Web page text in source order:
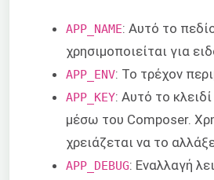
APP_NAME: Αυτό το
χρησιμοποιείται για
APP_ENV: Το τρέχον
APP_KEY: Αυτό το
μέσω του Composer.
χρειάζεται να το
APP_DEBUG: Εναλλαγή